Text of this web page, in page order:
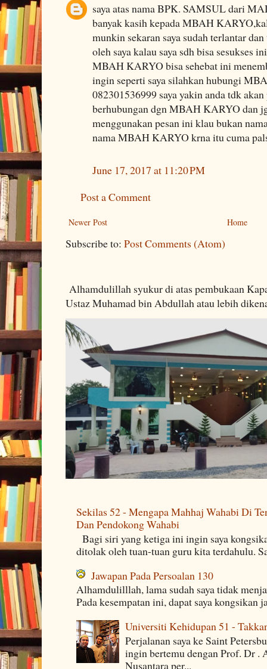
saya atas nama BPK. SAMSUL dari
banyak kasih kepada MBAH
munkin sekaran saya sudah terlantar
oleh saya kalau saya sdh bisa sesukses
MBAH KARYO bisa sehebat ini
ingin seperti saya silahkan hubungi
082301536999 saya yakin anda tdk
berhubungan dgn MBAH KARYO dan
menggunakan pesan ini klau bukan
nama MBAH KARYO krna itu cuma
June 17, 2017 at 11:20 PM
Post a Comment
Newer Post Home
Subscribe to: Post Comments (Atom)
Alhamdulillah syukur di atas pembukaan
Ustaz Muhamad bin Abdullah atau lebih
Sekilas 52 - Mengapa Mahhaj Wahabi Di
Dan Pendokong Wahabi
Bagi siri yang ketiga ini ingin saya
ditolak oleh tuan-tuan guru kita terdahulu.
Jawapan Pada Persoalan 130
Alhamdulilllah, lama sudah saya tidak
Pada kesempatan ini, dapat saya kongsikan
Universiti Kehidupan 51 -
Perjalanan saya ke Saint
ingin bertemu dengan Prof. Dr
Nusantara per...